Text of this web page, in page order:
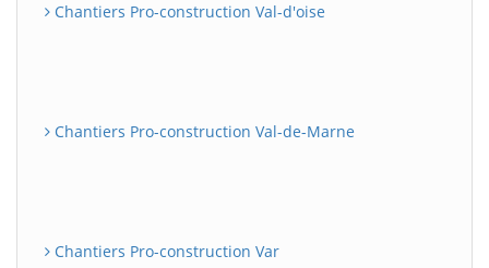
Chantiers Pro-construction Val-d'oise
Chantiers Pro-construction Val-de-Marne
Chantiers Pro-construction Var